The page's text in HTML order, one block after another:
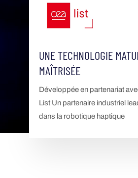
UNE TECHNOLOGIE
MAÎTRISÉE
Développée en partenariat
List Un partenaire industriel
dans la robotique haptique